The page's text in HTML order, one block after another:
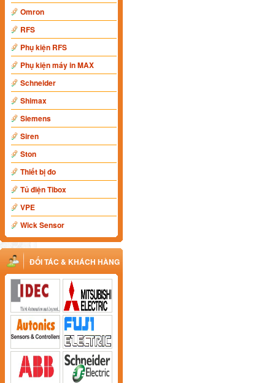
Omron
RFS
Phụ kiện RFS
Phụ kiện máy in MAX
Schneider
Shimax
Siemens
Siren
Ston
Thiết bị đo
Tủ điện Tibox
VPE
Wick Sensor
ĐỐI TÁC & KHÁCH HÀNG